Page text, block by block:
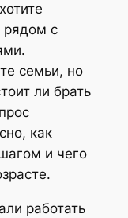
рядом с
семьи, но
ли брать
как
и чего
работать